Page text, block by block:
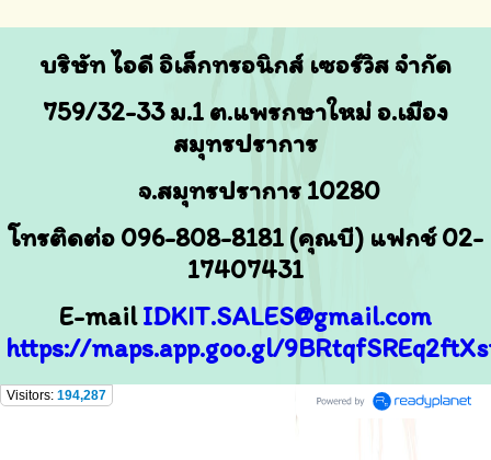
บริษัท ไอดี อิเล็กทรอนิกส์ เซอร์วิส จำกัด
759/32-33ม.1 ต.แพรกษาใหม่ อ.เมือง
สมุทรปราการ
จ.สมุทรปราการ 10280
โทรติดต่อ 096-808-8181 (คุณบี) แฟกช์ 02-
17407431
E-mailIDKIT.SALES@gmail.com
https://maps.app.goo.gl/
Visitors: 194,287